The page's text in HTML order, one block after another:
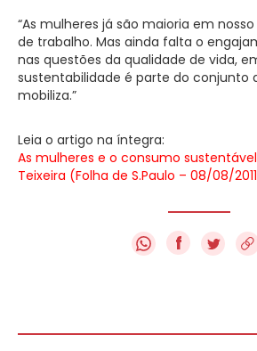
“As mulheres já são maioria em
de trabalho. Mas ainda falta o
nas questões da qualidade de vida,
sustentabilidade é parte do conjunto
mobiliza.”
Leia o artigo na íntegra:
As mulheres e o consumo
Teixeira (Folha de S.Paulo – 08/08/
f